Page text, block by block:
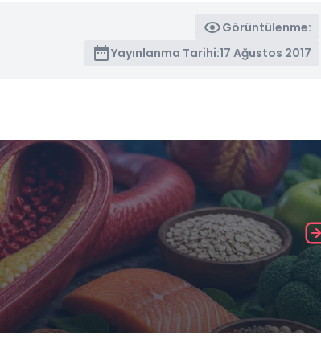
Görüntülenme:
Yayınlanma Tarihi:17 Ağustos 2017